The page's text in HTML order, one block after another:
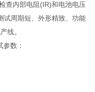
查内部电阻(IR)和电池电压
试周期短、外形精致、功能
线。
参数：